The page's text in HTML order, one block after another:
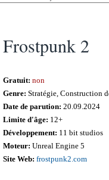
Frostpunk 2
Gratuit: non
Genre: Stratégie, Construction
Date de parution: 20.09.2024
Limite d'âge: 12+
Développement: 11 bit studios
Moteur: Unreal Engine 5
Site Web: frostpunk2.com